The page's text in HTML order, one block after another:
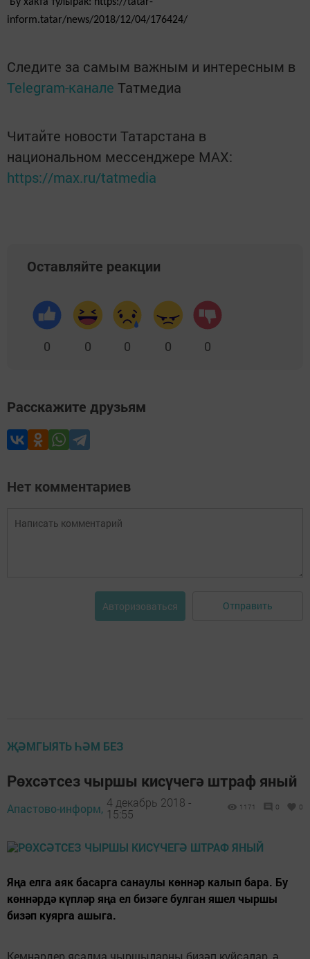
inform.tatar/news/2018/12/04/176424/
Следите за самым важным и интересным в
Telegram-канале Татмедиа
Читайте новости Татарстана в
национальном мессенджере MАХ:
https://max.ru/tatmedia
Оставляйте реакции
0 0 0 0 0
Расскажите друзьям
Нет комментариев
Авторизоваться Отправить
ҖӘМГЫЯТЬ ҺӘМ БЕЗ
Рөхсәтсез чыршы кисүчегә штраф яный
Апастово-информ, 4 декабрь 2018 -
15:55
1171 0 0
Яңа елга аяк басарга санаулы көннәр калып бара. Бу
көннәрдә күпләр яңа ел бизәге булган яшел чыршы
бизәп куярга ашыга.
Кемнәрдер ясалма чыршыларны бизәп куйсалар, ә